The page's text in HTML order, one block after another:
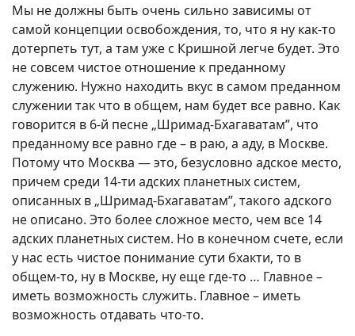
Мы не должны быть очень сильно зависимы от
самой концепции освобождения, то, что я ну как-то
дотерпеть тут, а там уже с Кришной легче будет. Это
не совсем чистое отношение к преданному
служению. Нужно находить вкус в самом преданном
служении так что в общем, нам будет все равно. Как
говорится в 6-й песне „Шримад-Бхагаватам”, что
преданному все равно где – в раю, а аду, в Москве.
Потому что Москва — это, безусловно адское место,
причем среди 14-ти адских планетных систем,
описанных в „Шримад-Бхагаватам”, такого адского
не описано. Это более сложное место, чем все 14
адских планетных систем. Но в конечном счете, если
у нас есть чистое понимание сути бхакти, то в
общем-то, ну в Москве, ну еще где-то … Главное –
иметь возможность служить. Главное – иметь
возможность отдавать что-то.